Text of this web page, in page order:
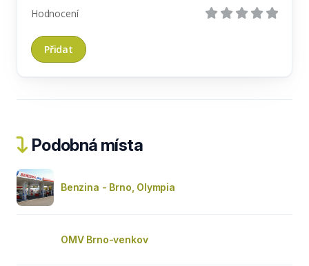
Hodnocení
Podobná místa
Benzina - Brno, Olympia
OMV Brno-venkov